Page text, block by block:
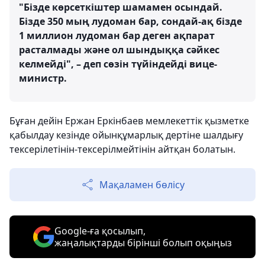
"Бізде көрсеткіштер шамамен осындай.
Бізде 350 мың лудоман бар, сондай-ақ бізде
1 миллион лудоман бар деген ақпарат
расталмады және ол шындыққа сәйкес
келмейді", – деп сөзін түйіндейді вице-
министр.
Бұған дейін Ержан Еркінбаев мемлекеттік қызметке
қабылдау кезінде ойынқұмарлық дертіне шалдығу
тексерілетінін-тексерілмейтінін айтқан болатын.
Мақаламен бөлісу
Google-ға қосылып,
жаңалықтарды бірінші болып оқыңыз